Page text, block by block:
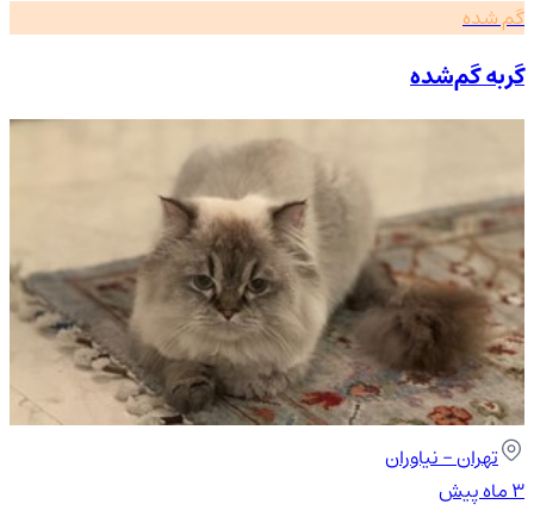
گم شده
گربه گم‌شده
تهران- نیاوران
۳ ماه پیش